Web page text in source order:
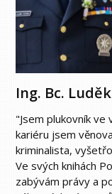
Ing. Bc.
"Jsem plukovník
kariéru jsem
kriminalista,
Ve svých knihách
zabývám právy a